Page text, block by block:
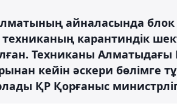
айналасында
техниканың карантиндік
Техниканы
кейін әскери бөлімге
ҚР Қорғаныс